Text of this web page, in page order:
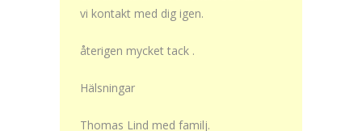
vi kontakt med dig igen.
återigen mycket tack .
Hälsningar
Thomas Lind med familj.